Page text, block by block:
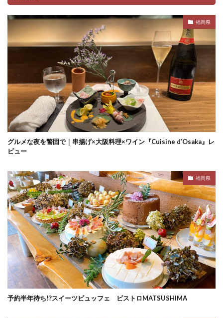
福岡県
グルメな夜を警固で｜串揚げ×大阪料理×ワイン『Cuisine d’Osaka』レ
ビュー
福岡県
予約半年待ち!?スイーツビュッフェ ビストロMATSUSHIMA